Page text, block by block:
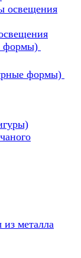
освещения
формы)
формы)
металла